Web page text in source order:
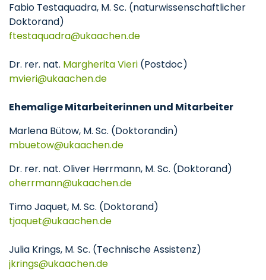
Fabio Testaquadra, M. Sc. (naturwissenschaftlicher
Doktorand)
ftestaquadra
ukaachende
Dr. rer. nat. Margherita Vieri (Postdoc)
mvieri
ukaachende
Ehemalige Mitarbeiterinnen und Mitarbeiter
Marlena Bütow, M. Sc. (Doktorandin)
mbuetow
ukaachende
Dr. rer. nat. Oliver Herrmann, M. Sc. (Doktorand)
oherrmann
ukaachende
Timo Jaquet, M. Sc. (Doktorand)
tjaquet
ukaachende
Julia Krings, M. Sc. (Technische Assistenz)
jkrings
ukaachende